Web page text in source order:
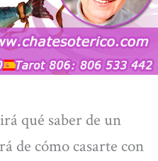
qué saber de un
de cómo casarte con